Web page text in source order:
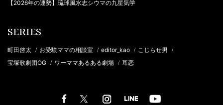
【2026年の運勢】琉球風水志シウマの九星気学
SERIES
町田啓太 / お受験ママの相談室 / editor_kao / こじらせ男 /
宝塚歌劇団OG / ワーママあるある劇場 / 耳恋